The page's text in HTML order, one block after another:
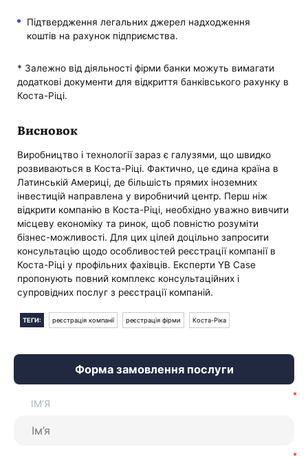
Підтвердження легальних джерел надходження
коштів на рахунок підприємства.
* Залежно від діяльності фірми банки можуть вимагати
додаткові документи для відкриття банківського рахунку в
Коста-Ріці.
Висновок
Виробництво і технології зараз є галузями, що швидко
розвиваються в Коста-Ріці. Фактично, це єдина країна в
Латинській Америці, де більшість прямих іноземних
інвестицій направлена у виробничий центр. Перш ніж
відкрити компанію в Коста-Ріці, необхідно уважно вивчити
місцеву економіку та ринок, щоб повністю розуміти
бізнес-можливості. Для цих цілей доцільно запросити
консультацію щодо особливостей реєстрації компанії в
Коста-Ріці у профільних фахівців. Експерти YB Case
пропонують повний комплекс консультаційних і
супровідних послуг з реєстрації компаній.
ТЕГИ: реєстрація компанії реєстрація фірми Коста-Ріка
Форма замовлення послуги
ІМ’Я